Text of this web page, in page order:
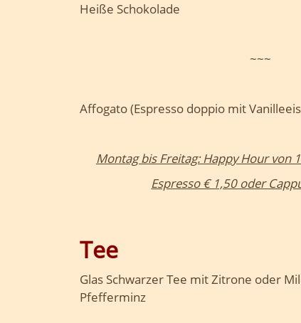
Heiße Schokolade
~~~
Affogato (Espresso doppio mit Vanilleeis
Montag bis Freitag: Happy Hour von
Espresso € 1,50 oder
Tee
Glas Schwarzer Tee mit Zitrone oder
Pfefferminz